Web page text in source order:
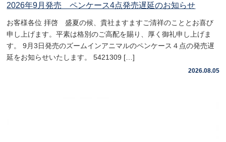
2026年9月発売 ペンケース4点発売遅延のお知らせ
お客様各位 拝啓 盛夏の候、貴社ますますご清祥のこととお喜び
申し上げます。平素は格別のご高配を賜り、厚く御礼申し上げま
す。 9月3日発売のズームインアニマルのペンケース４点の発売遅
延をお知らせいたします。 5421309 […]
2026.08.05